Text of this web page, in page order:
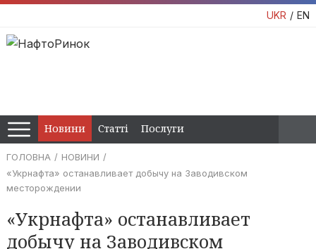
UKR EN
Новини Статті Послуги
ГОЛОВНА
НОВИНИ
«Укрнафта» останавливает добычу на Заводивском
месторождении
«Укрнафта» останавливает
добычу на Заводивском